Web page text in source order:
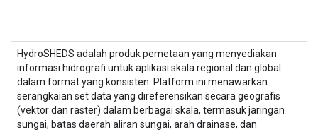
HydroSHEDS adalah produk pemetaan yang menyediakan
informasi hidrografi untuk aplikasi skala regional dan global
dalam format yang konsisten. Platform ini menawarkan
serangkaian set data yang direferensikan secara geografis
(vektor dan raster) dalam berbagai skala, termasuk jaringan
sungai, batas daerah aliran sungai, arah drainase, dan